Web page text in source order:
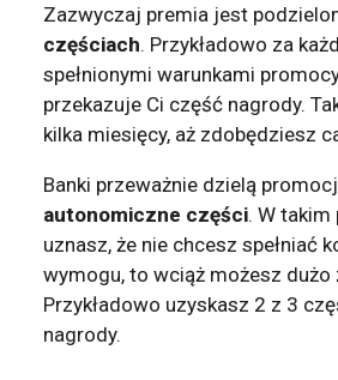
Zazwyczaj premia jest
częściach. Przykładowo za
spełnionymi warunkami
przekazuje Ci część nagrody.
kilka miesięcy, aż zdobędziesz
Banki przeważnie dzielą
autonomiczne części. W takim
uznasz, że nie chcesz spełniać
wymogu, to wciąż możesz dużo
Przykładowo uzyskasz 2 z 3
nagrody.